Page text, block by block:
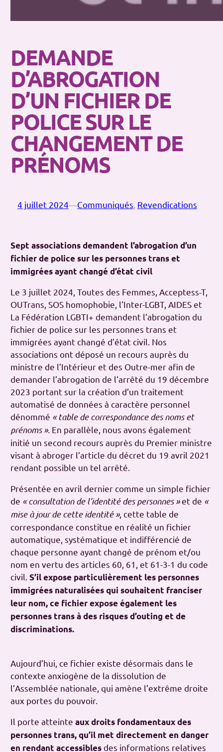
DEMANDE
D’ABROGATION
D’UN FICHIER DE
POLICE SUR LE
CHANGEMENT DE
PRÉNOMS
4 juillet 2024—Communiqués Revendications
Sept associations demandent l’abrogation d’un
fichier de police sur les personnes trans et
immigrées ayant changé d’état civil
Le 3 juillet 2024, Toutes des Femmes, Acceptess-T,
OUTrans, SOS homophobie, l’Inter-LGBT, AIDES et
La Fédération LGBTI+ demandent l’abrogation du
fichier de police sur les personnes trans et
immigrées ayant changé d’état civil. Nos
associations ont déposé un recours auprès du
ministre de l’Intérieur et des Outre-mer afin de
demander l’abrogation de l’arrêté du 19 décembre
2023 portant sur la création d’un traitement
automatisé de données à caractère personnel
dénommé « table de correspondance des noms et
prénoms ». En parallèle, nous avons également
initié un second recours auprès du Premier ministre
visant à abroger l’article du décret du 19 avril 2021
rendant possible un tel arrêté.
Présentée en avril dernier comme un simple fichier
de « consultation de l’identité des personnes »et de «
mise à jour de cette identité », cette table de
correspondance constitue en réalité un fichier
automatique, systématique et indifférencié de
chaque personne ayant changé de prénom et/ou
nom en vertu des articles 60, 61, et 61-3-1 du code
civil.S’il expose particulièrement les personnes
immigrées naturalisées qui souhaitent franciser
leur nom, ce fichier expose également les
personnes trans à des risques d’outing et de
discriminations.
Aujourd’hui, ce fichier existe désormais dans le
contexte anxiogène de la dissolution de
l’Assemblée nationale, qui amène l’extrême droite
aux portes du pouvoir.
Il porte atteinteaux droits fondamentaux des
personnes trans, qu’il met directement en danger
en rendant accessiblesdes informations relatives